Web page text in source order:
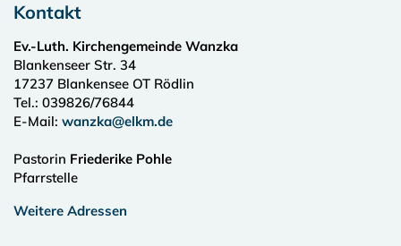
Kontakt
Ev.-Luth. Kirchengemeinde Wanzka
Blankenseer Str. 34
17237 Blankensee OT Rödlin
Tel.: 039826/76844
E-Mail: wanzka@elkm.de
Pastorin Friederike Pohle
Pfarrstelle
Weitere Adressen